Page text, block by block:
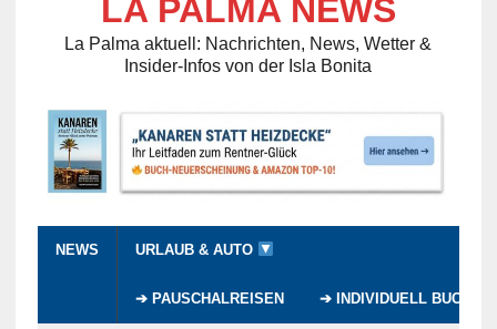
LA PALMA NEWS
La Palma aktuell: Nachrichten, News, Wetter &
Insider-Infos von der Isla Bonita
NEWS URLAUB & AUTO
➔ PAUSCHALREISEN ➔ INDIVIDUELL BUCHEN